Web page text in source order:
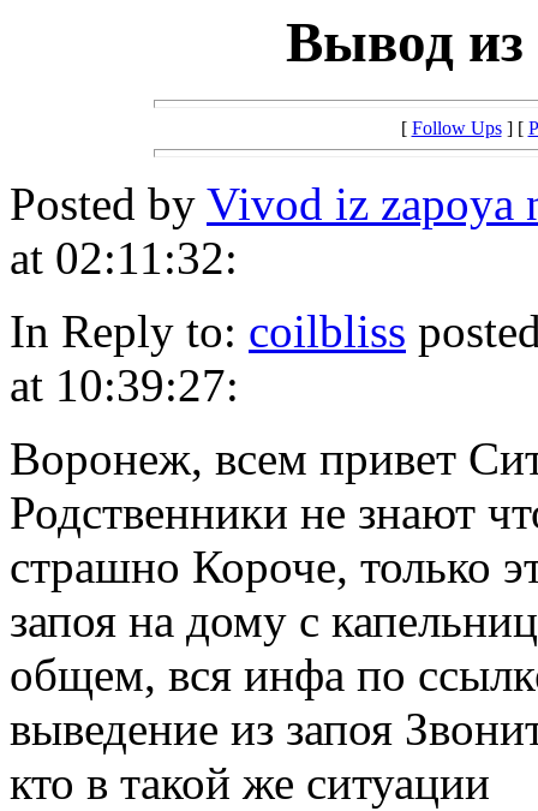
Вывод из
[ Follow Ups] [
Posted by Vivod iz zapoya
at 02:11:32:
In Reply to: coilbliss
at 10:39:27:
Воронеж, всем привет
Родственники не знают
страшно Короче, только
запоя на дому с
общем, вся инфа по
выведение из запоя
кто в такой же ситуации